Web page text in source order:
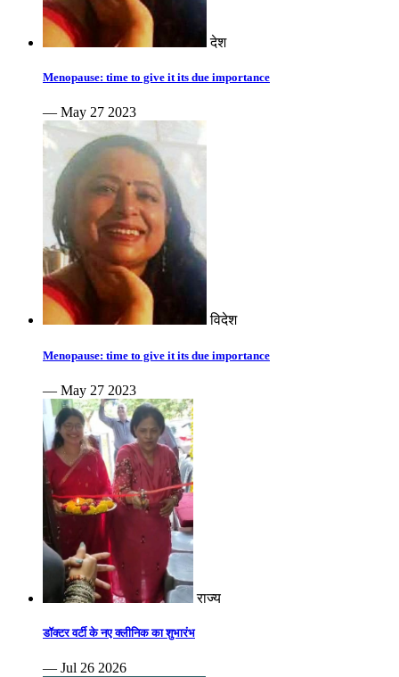
देश
Menopause: time to give it its due importance
— May 27 2023
विदेश
Menopause: time to give it its due importance
— May 27 2023
राज्य
डॉक्टर वर्टी के नए क्लीनिक का शुभारंभ
— Jul 26 2026